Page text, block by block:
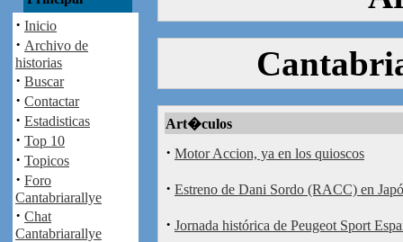
· Inicio
· Archivo de
historias
· Buscar
· Contactar
· Estadisticas
· Top 10
· Topicos
· Foro
Cantabriarallye
· Chat
Cantabriarallye
Art�culos
· Motor Accion, ya en los quioscos
· Estreno de Dani Sordo (RACC) en
· Jornada histórica de Peugeot Sport